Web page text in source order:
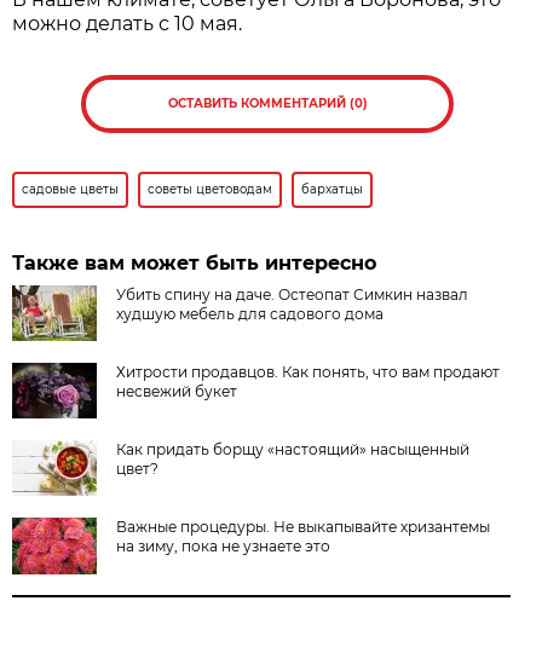
можно делать с 10 мая.
ОСТАВИТЬ КОММЕНТАРИЙ (0)
садовые цветы советы цветоводам бархатцы
Также вам может быть интересно
Убить спину на даче. Остеопат Симкин назвал
худшую мебель для садового дома
Хитрости продавцов. Как понять, что вам продают
несвежий букет
Как придать борщу «настоящий» насыщенный
цвет?
Важные процедуры. Не выкапывайте хризантемы
на зиму, пока не узнаете это